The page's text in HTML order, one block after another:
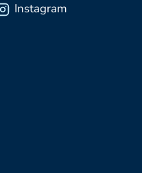
Instagram